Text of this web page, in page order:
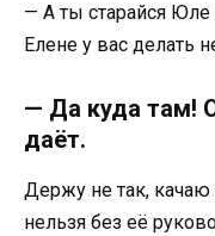
— А ты старайся
Елене у вас делать
— Да куда там!
даёт.
Держу не так, качаю
нельзя без её